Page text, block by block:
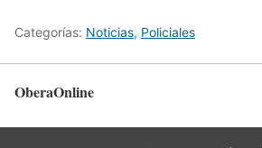
Categorías: Noticias, Policiales
OberaOnline